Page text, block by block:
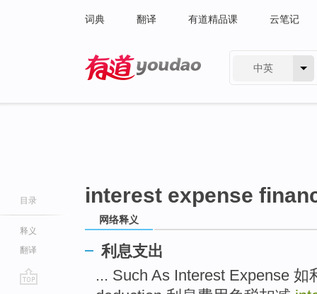
词典 翻译 有道精品课 云笔记
中英
目录
释义
翻译
interest expense
网络释义
利息支出
... Such As Interest Expense